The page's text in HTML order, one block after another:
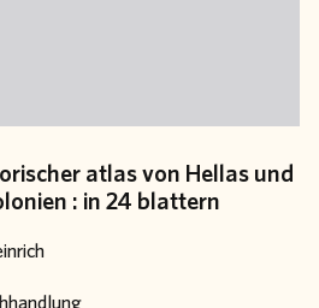
atlas von Hellas und
: in 24 blattern